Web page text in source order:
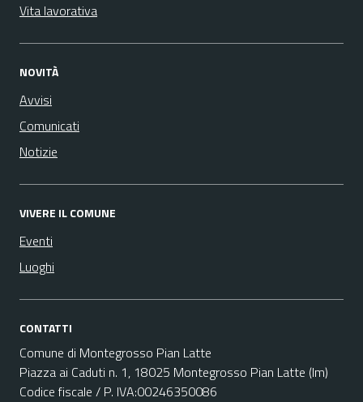
Vita lavorativa
NOVITÀ
Avvisi
Comunicati
Notizie
VIVERE IL COMUNE
Eventi
Luoghi
CONTATTI
Comune di Montegrosso Pian Latte
Piazza ai Caduti n. 1, 18025 Montegrosso Pian Latte (Im)
Codice fiscale / P. IVA:00246350086